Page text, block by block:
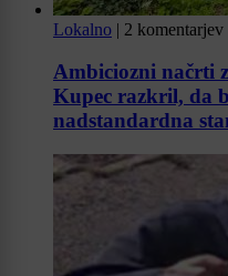
Lokalno | 2 komentarjev
Ambiciozni načrti
Kupec razkril, da
nadstandardna